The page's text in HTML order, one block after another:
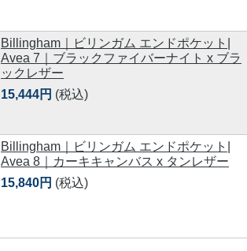
Billingham｜ビリンガム エンドポケット|
Avea 7｜ブラックファイバーナイト x ブラ
ックレザー
15,444円 (税込)
Billingham｜ビリンガム エンドポケット|
Avea 8｜カーキキャンバス x タンレザー
15,840円 (税込)